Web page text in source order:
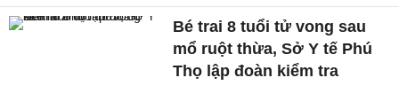
Bé trai 8 tuổi tử vong sau
mổ ruột thừa, Sở Y tế Phú
Thọ lập đoàn kiểm tra